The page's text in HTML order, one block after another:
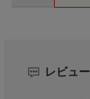
レビュー